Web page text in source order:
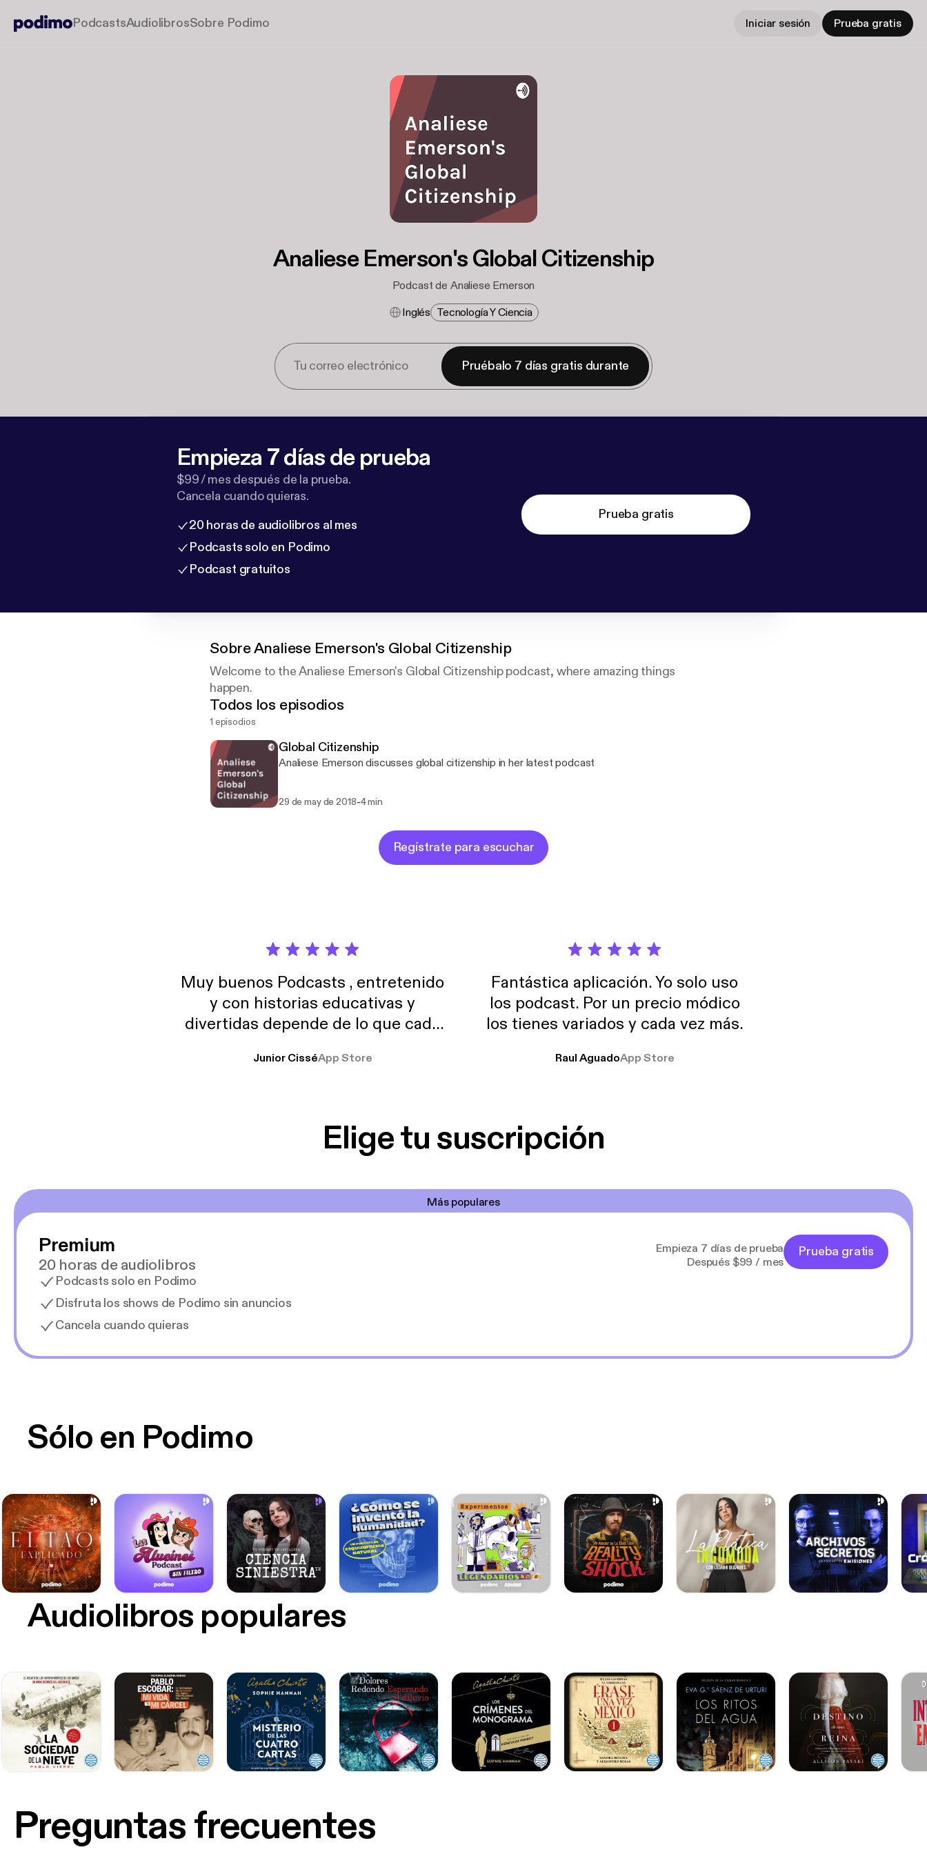
PodcastsAudiolibrosSobre Podimo Iniciar sesión Prueba gratis
Analiese Emerson's Global Citizenship
Podcast de Analiese Emerson
Inglés Tecnología Y Ciencia
Pruébalo 7 días gratis durante
Empieza 7 días de prueba
$99 / mes después de la prueba.
Cancela cuando quieras.
20 horas de audiolibros al mes
Podcasts solo en Podimo
Podcast gratuitos
Prueba gratis
SobreAnaliese Emerson's Global Citizenship
Welcome to the Analiese Emerson's Global Citizenship podcast, where amazing things
happen.
Todos los episodios
1 episodios
Global Citizenship
Analiese Emerson discusses global citizenship in her latest podcast
29 de may de 2018-4 min
Regístrate para escuchar
Muy buenos Podcasts , entretenido
y con historias educativas y
divertidas depende de lo que cada
trabajo ya que estoy muchas horas
Junior CisséApp Store
Fantástica aplicación. Yo solo uso
los podcast. Por un precio módico
los tienes variados y cada vez más.
Raul AguadoApp Store
Elige tu suscripción
Más populares
Premium
20 horas de audiolibros
Podcasts solo en Podimo
Disfruta los shows de Podimo sin anuncios
Cancela cuando quieras
Empieza 7 días de prueba
Después $99 / mes
Prueba gratis
Sólo en Podimo
Audiolibros populares
Preguntas frecuentes